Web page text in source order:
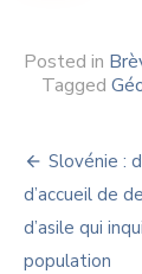
Posted in
Tagged
de
l’article
Slovénie :
d’accueil de
d’asile qui
population